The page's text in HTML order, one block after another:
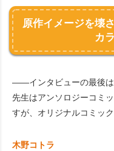
原作イメージを壊
カ
――インタビューの最後は
先生はアンソロジーコミ
すが、オリジナルコミッ
木野コトラ